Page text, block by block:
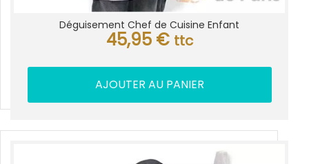
Déguisement Chef de Cuisine Enfant
45,95 € ttc
AJOUTER AU PANIER